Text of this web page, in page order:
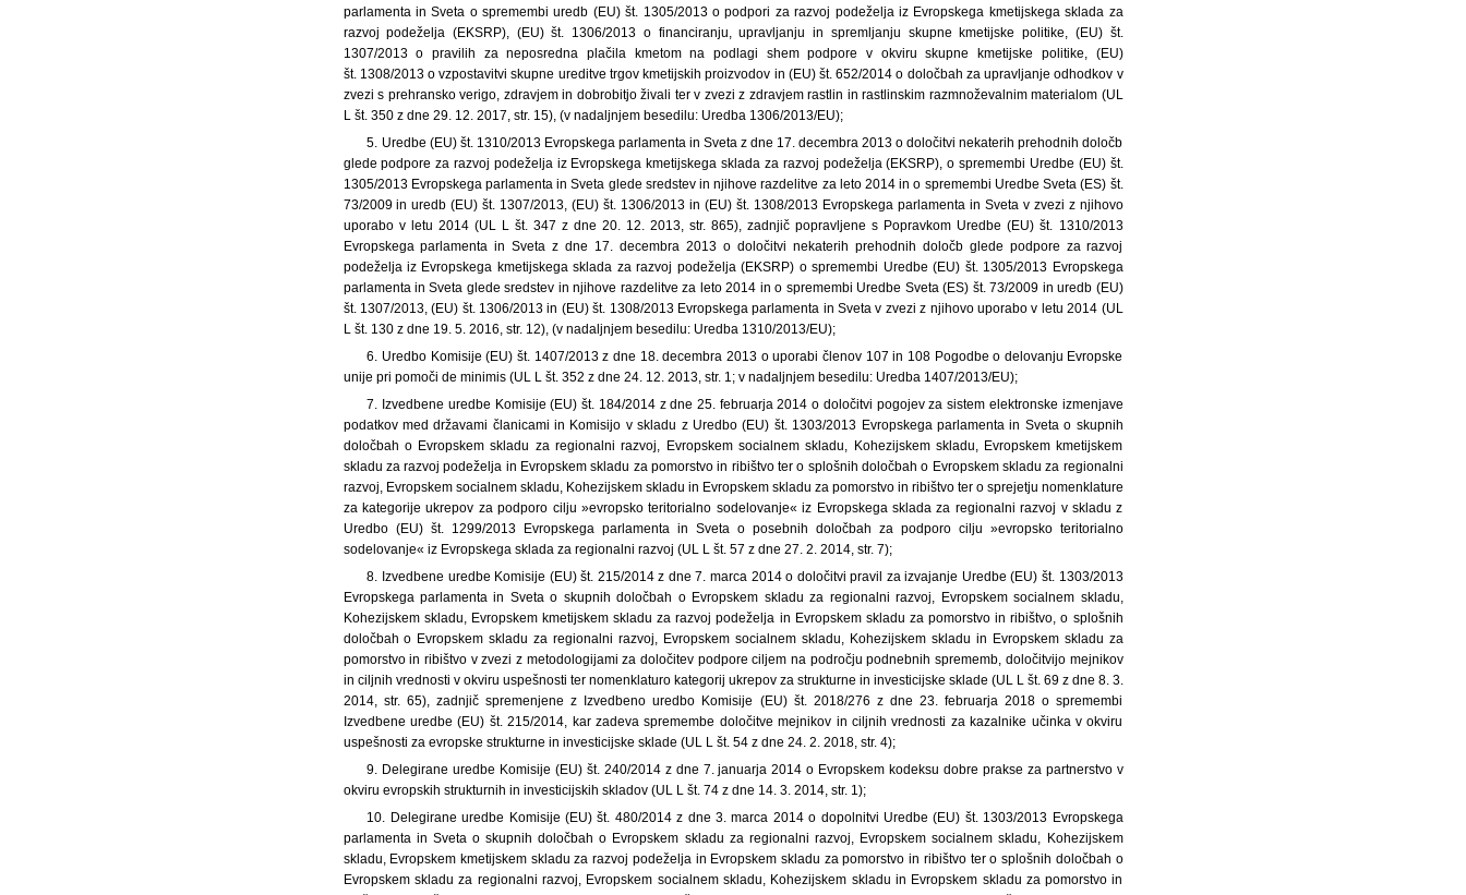
parlamenta in Sveta o spremembi uredb (EU) št. 1305/2013 o podpori za razvoj podeželja iz Evropskega kmetijskega sklada za
razvoj podeželja (EKSRP), (EU) št. 1306/2013 o financiranju, upravljanju in spremljanju skupne kmetijske politike, (EU) št.
1307/2013 o pravilih za neposredna plačila kmetom na podlagi shem podpore v okviru skupne kmetijske politike, (EU)
št. 1308/2013 o vzpostavitvi skupne ureditve trgov kmetijskih proizvodov in (EU) št. 652/2014 o določbah za upravljanje odhodkov v
zvezi s prehransko verigo, zdravjem in dobrobitjo živali ter v zvezi z zdravjem rastlin in rastlinskim razmnoževalnim materialom (UL
L št. 350 z dne 29. 12. 2017, str. 15), (v nadaljnjem besedilu: Uredba 1306/2013/EU);
5. Uredbe (EU) št. 1310/2013 Evropskega parlamenta in Sveta z dne 17. decembra 2013 o določitvi nekaterih prehodnih določb
glede podpore za razvoj podeželja iz Evropskega kmetijskega sklada za razvoj podeželja (EKSRP), o spremembi Uredbe (EU) št.
1305/2013 Evropskega parlamenta in Sveta glede sredstev in njihove razdelitve za leto 2014 in o spremembi Uredbe Sveta (ES) št.
73/2009 in uredb (EU) št. 1307/2013, (EU) št. 1306/2013 in (EU) št. 1308/2013 Evropskega parlamenta in Sveta v zvezi z njihovo
uporabo v letu 2014 (UL L št. 347 z dne 20. 12. 2013, str. 865), zadnjič popravljene s Popravkom Uredbe (EU) št. 1310/2013
Evropskega parlamenta in Sveta z dne 17. decembra 2013 o določitvi nekaterih prehodnih določb glede podpore za razvoj
podeželja iz Evropskega kmetijskega sklada za razvoj podeželja (EKSRP) o spremembi Uredbe (EU) št. 1305/2013 Evropskega
parlamenta in Sveta glede sredstev in njihove razdelitve za leto 2014 in o spremembi Uredbe Sveta (ES) št. 73/2009 in uredb (EU)
št. 1307/2013, (EU) št. 1306/2013 in (EU) št. 1308/2013 Evropskega parlamenta in Sveta v zvezi z njihovo uporabo v letu 2014 (UL
L št. 130 z dne 19. 5. 2016, str. 12), (v nadaljnjem besedilu: Uredba 1310/2013/EU);
6. Uredbo Komisije (EU) št. 1407/2013 z dne 18. decembra 2013 o uporabi členov 107 in 108 Pogodbe o delovanju Evropske
unije pri pomoči de minimis (UL L št. 352 z dne 24. 12. 2013, str. 1; v nadaljnjem besedilu: Uredba 1407/2013/EU);
7. Izvedbene uredbe Komisije (EU) št. 184/2014 z dne 25. februarja 2014 o določitvi pogojev za sistem elektronske izmenjave
podatkov med državami članicami in Komisijo v skladu z Uredbo (EU) št. 1303/2013 Evropskega parlamenta in Sveta o skupnih
določbah o Evropskem skladu za regionalni razvoj, Evropskem socialnem skladu, Kohezijskem skladu, Evropskem kmetijskem
skladu za razvoj podeželja in Evropskem skladu za pomorstvo in ribištvo ter o splošnih določbah o Evropskem skladu za regionalni
razvoj, Evropskem socialnem skladu, Kohezijskem skladu in Evropskem skladu za pomorstvo in ribištvo ter o sprejetju nomenklature
za kategorije ukrepov za podporo cilju »evropsko teritorialno sodelovanje« iz Evropskega sklada za regionalni razvoj v skladu z
Uredbo (EU) št. 1299/2013 Evropskega parlamenta in Sveta o posebnih določbah za podporo cilju »evropsko teritorialno
sodelovanje« iz Evropskega sklada za regionalni razvoj (UL L št. 57 z dne 27. 2. 2014, str. 7);
8. Izvedbene uredbe Komisije (EU) št. 215/2014 z dne 7. marca 2014 o določitvi pravil za izvajanje Uredbe (EU) št. 1303/2013
Evropskega parlamenta in Sveta o skupnih določbah o Evropskem skladu za regionalni razvoj, Evropskem socialnem skladu,
Kohezijskem skladu, Evropskem kmetijskem skladu za razvoj podeželja in Evropskem skladu za pomorstvo in ribištvo, o splošnih
določbah o Evropskem skladu za regionalni razvoj, Evropskem socialnem skladu, Kohezijskem skladu in Evropskem skladu za
pomorstvo in ribištvo v zvezi z metodologijami za določitev podpore ciljem na področju podnebnih sprememb, določitvijo mejnikov
in ciljnih vrednosti v okviru uspešnosti ter nomenklaturo kategorij ukrepov za strukturne in investicijske sklade (UL L št. 69 z dne 8. 3.
2014, str. 65), zadnjič spremenjene z Izvedbeno uredbo Komisije (EU) št. 2018/276 z dne 23. februarja 2018 o spremembi
Izvedbene uredbe (EU) št. 215/2014, kar zadeva spremembe določitve mejnikov in ciljnih vrednosti za kazalnike učinka v okviru
uspešnosti za evropske strukturne in investicijske sklade (UL L št. 54 z dne 24. 2. 2018, str. 4);
9. Delegirane uredbe Komisije (EU) št. 240/2014 z dne 7. januarja 2014 o Evropskem kodeksu dobre prakse za partnerstvo v
okviru evropskih strukturnih in investicijskih skladov (UL L št. 74 z dne 14. 3. 2014, str. 1);
10. Delegirane uredbe Komisije (EU) št. 480/2014 z dne 3. marca 2014 o dopolnitvi Uredbe (EU) št. 1303/2013 Evropskega
parlamenta in Sveta o skupnih določbah o Evropskem skladu za regionalni razvoj, Evropskem socialnem skladu, Kohezijskem
skladu, Evropskem kmetijskem skladu za razvoj podeželja in Evropskem skladu za pomorstvo in ribištvo ter o splošnih določbah o
Evropskem skladu za regionalni razvoj, Evropskem socialnem skladu, Kohezijskem skladu in Evropskem skladu za pomorstvo in